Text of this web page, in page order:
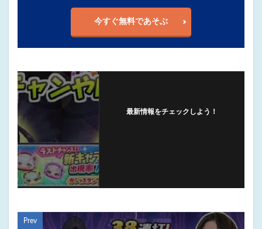
今すぐ無料であそぶ
最新情報をチェックしよう！
Prev